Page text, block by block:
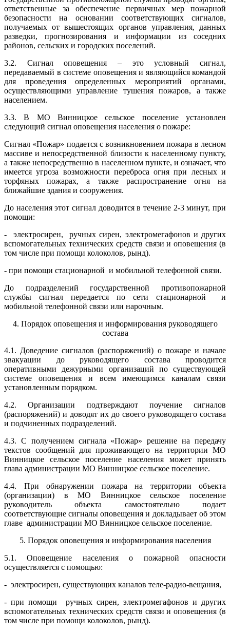
ответственные за обеспечение первичных мер пожарной
безопасности на основании соответствующих сигналов,
получаемых от вышестоящих органов управления, данных
разведки, прогнозирования и информации из соседних
районов, сельских и городских поселений.
3.2. Сигнал оповещения – это условный сигнал,
передаваемый в системе оповещения и являющийся командой
для проведения определенных мероприятий органами,
осуществляющими управление тушения пожаров, а также
населением.
3.3. В МО Винницкое сельское поселение установлен
следующий сигнал оповещения населения о пожаре:
Сигнал «Пожар» подается с возникновением пожара в лесном
массиве и непосредственной близости к населенному пункту,
а также непосредственно в населенном пункте, и означает, что
имеется угроза возможности переброса огня при лесных и
торфяных пожарах, а также распространение огня на
ближайшие здания и сооружения.
До населения этот сигнал доводится в течение 2-3 минут, при
помощи:
- электросирен, ручных сирен, электромегафонов и других
вспомогательных технических средств связи и оповещения (в
том числе при помощи колоколов, рынд).
- при помощи стационарной и мобильной телефонной связи.
До подразделений государственной противопожарной
службы сигнал передается по сети стационарной и
мобильной телефонной связи или нарочным.
4. Порядок оповещения и информирования руководящего
состава
4.1. Доведение сигналов (распоряжений) о пожаре и начале
эвакуации до руководящего состава проводится
оперативными дежурными организаций по существующей
системе оповещения и всем имеющимся каналам связи
установленным порядком.
4.2. Организации подтверждают поучение сигналов
(распоряжений) и доводят их до своего руководящего состава
и подчиненных подразделений.
4.3. С получением сигнала «Пожар» решение на передачу
текстов сообщений для проживающего на территории МО
Винницкое сельское поселение населения может принять
глава администрации МО Винницкое сельское поселение.
4.4. При обнаружении пожара на территории объекта
(организации) в МО Винницкое сельское поселение
руководитель объекта самостоятельно подает
соответствующие сигналы оповещения и докладывает об этом
главе администрации МО Винницкое сельское поселение.
5. Порядок оповещения и информирования населения
5.1. Оповещение населения о пожарной опасности
осуществляется с помощью:
- электросирен, существующих каналов теле-радио-вещания,
- при помощи ручных сирен, электромегафонов и других
вспомогательных технических средств связи и оповещения (в
том числе при помощи колоколов, рынд).